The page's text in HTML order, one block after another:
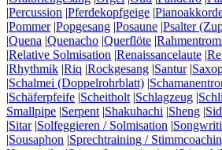
|Percussion |Pferdekopfgeige |
|Pommer|Popgesang |Posaune |Psalter
|Quena |Quenacho |Querflöte |
|Relative Solmisation |Renaissancelaute |
|Rhythmik |Riq |Rockgesang |Santur|
|Schalmei (Doppelrohrblatt) |
|Schäferpfeife |Scheitholt|Schlagzeug |
Smallpipe |Serpent|Shakuhachi |Sheng |
|Sitar|Solfeggieren / Solmisation |
|Sousaphon |Sprechtraining /